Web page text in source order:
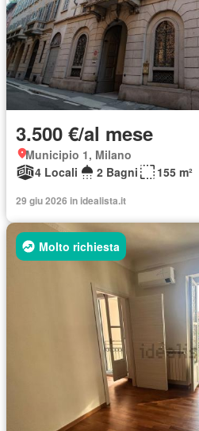
3.500 €/al mese
Municipio 1, Milano
4 Locali
2 Bagni 155 m²
29 giu 2026 in idealista.it
Molto richiesta